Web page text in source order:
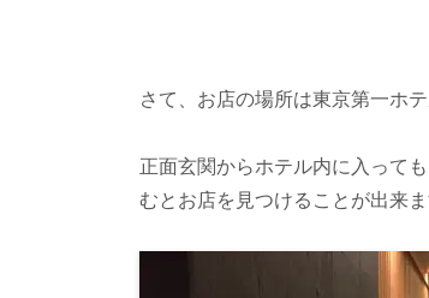
さて、お店の場所は東京第一ホテ
正面玄関からホテル内に入って
むとお店を見つけることが出来ま